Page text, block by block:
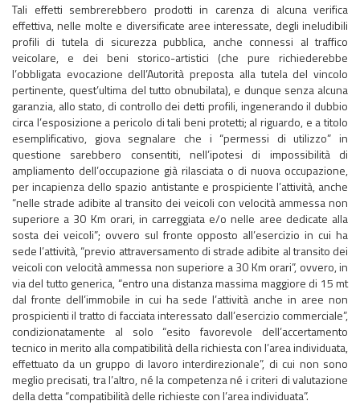
Tali effetti sembrerebbero prodotti in carenza di alcuna verifica
effettiva, nelle molte e diversificate aree interessate, degli ineludibili
profili di tutela di sicurezza pubblica, anche connessi al traffico
veicolare, e dei beni storico-artistici (che pure richiederebbe
l’obbligata evocazione dell’Autorità preposta alla tutela del vincolo
pertinente, quest’ultima del tutto obnubilata), e dunque senza alcuna
garanzia, allo stato, di controllo dei detti profili, ingenerando il dubbio
circa l’esposizione a pericolo di tali beni protetti; al riguardo, e a titolo
esemplificativo, giova segnalare che i “permessi di utilizzo” in
questione sarebbero consentiti, nell’ipotesi di impossibilità di
ampliamento dell’occupazione già rilasciata o di nuova occupazione,
per incapienza dello spazio antistante e prospiciente l’attività, anche
“nelle strade adibite al transito dei veicoli con velocità ammessa non
superiore a 30 Km orari, in carreggiata e/o nelle aree dedicate alla
sosta dei veicoli”; ovvero sul fronte opposto all’esercizio in cui ha
sede l’attività, “previo attraversamento di strade adibite al transito dei
veicoli con velocità ammessa non superiore a 30 Km orari”, ovvero, in
via del tutto generica, “entro una distanza massima maggiore di 15 mt
dal fronte dell’immobile in cui ha sede l’attività anche in aree non
prospicienti il tratto di facciata interessato dall’esercizio commerciale”,
condizionatamente al solo “esito favorevole dell’accertamento
tecnico in merito alla compatibilità della richiesta con l’area individuata,
effettuato da un gruppo di lavoro interdirezionale”, di cui non sono
meglio precisati, tra l’altro, né la competenza né i criteri di valutazione
della detta “compatibilità delle richieste con l’area individuata”.